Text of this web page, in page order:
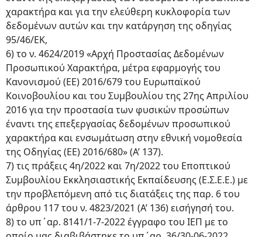
χαρακτήρα και για την ελεύθερη κυκλοφορία των
δεδομένων αυτών και την κατάργηση της οδηγίας
95/46/ΕΚ,
6) το ν. 4624/2019 «Αρχή Προστασίας Δεδομένων
Προσωπικού Χαρακτήρα, μέτρα εφαρμογής του
Κανονισμού (ΕΕ) 2016/679 του Ευρωπαϊκού
Κοινοβουλίου και του Συμβουλίου της 27ης Απριλίου
2016 για την προστασία των φυσικών προσώπων
έναντι της επεξεργασίας δεδομένων προσωπικού
χαρακτήρα και ενσωμάτωση στην εθνική νομοθεσία
της Οδηγίας (ΕΕ) 2016/680» (Α’ 137).
7) τις πράξεις 4η/2022 και 7η/2022 του Εποπτικού
Συμβουλίου Εκκλησιαστικής Εκπαίδευσης (Ε.Σ.Ε.Ε.) με
την προβλεπόμενη από τις διατάξεις της παρ. 6 του
άρθρου 117 του ν. 4823/2021 (Α’ 136) εισήγησή του.
8) το υπ΄αρ. 8141/1-7-2022 έγγραφο του ΙΕΠ με το